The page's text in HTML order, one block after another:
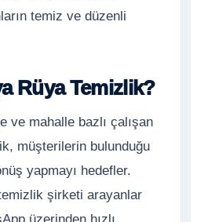
temiz ve düzenli
Rüya Temizlik?
ve mahalle bazlı çalışan
müşterilerin bulunduğu
yapmayı hedefler.
şirketi arayanlar